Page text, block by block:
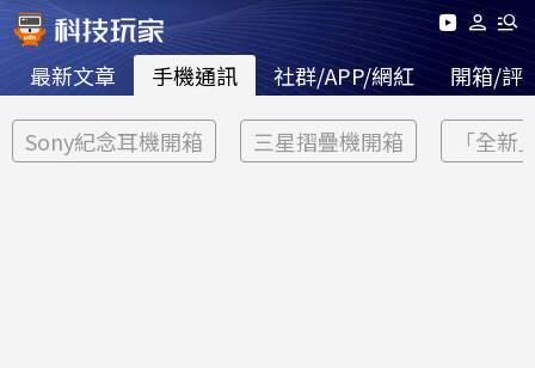
最新文章 手機通訊 社群/APP/網紅 開箱/評
Sony紀念耳機開箱 三星摺疊機開箱 「全新